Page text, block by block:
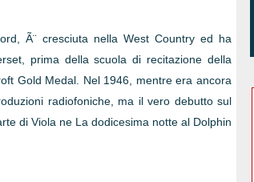
Ã¨ cresciuta nella West Country ed ha
prima della scuola di recitazione della
Gold Medal. Nel 1946, mentre era ancora
radiofoniche, ma il vero debutto sul
di Viola ne La dodicesima notte al Dolphin